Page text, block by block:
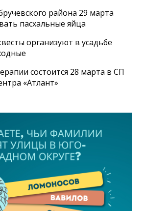
района 29 марта
пасхальные яйца
организуют в усадьбе
состоится 28 марта в СП
«Атлант»